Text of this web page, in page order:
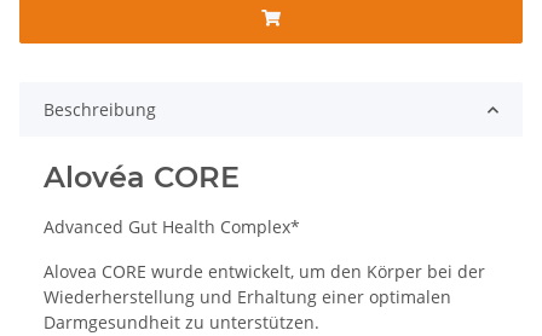
Beschreibung
Alovéa CORE
Advanced Gut Health Complex*
Alovea CORE wurde entwickelt, um den Körper bei der
Wiederherstellung und Erhaltung einer optimalen
Darmgesundheit zu unterstützen.